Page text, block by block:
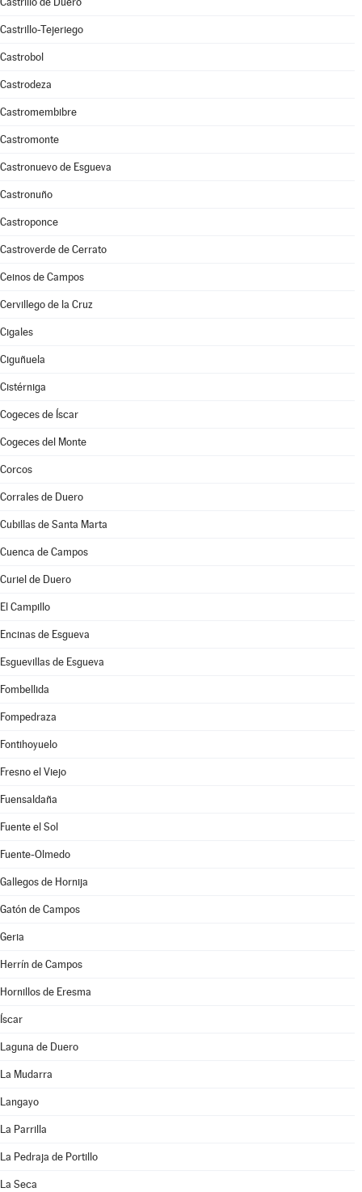
Castrillo-Tejeriego
Castrobol
Castrodeza
Castromembibre
Castromonte
Castronuevo de Esgueva
Castronuño
Castroponce
Castroverde de Cerrato
Ceinos de Campos
Cervillego de la Cruz
Cigales
Ciguñuela
Cistérniga
Cogeces de Íscar
Cogeces del Monte
Corcos
Corrales de Duero
Cubillas de Santa Marta
Cuenca de Campos
Curiel de Duero
El Campillo
Encinas de Esgueva
Esguevillas de Esgueva
Fombellida
Fompedraza
Fontihoyuelo
Fresno el Viejo
Fuensaldaña
Fuente el Sol
Fuente-Olmedo
Gallegos de Hornija
Gatón de Campos
Geria
Herrín de Campos
Hornillos de Eresma
Íscar
Laguna de Duero
La Mudarra
Langayo
La Parrilla
La Pedraja de Portillo
La Seca